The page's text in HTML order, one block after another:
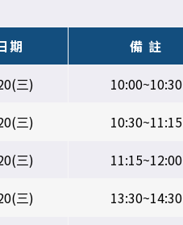
期
備 註
三)
10:00~10:30
三)
10:30~11:15
三)
11:15~12:00
三)
13:30~14:30